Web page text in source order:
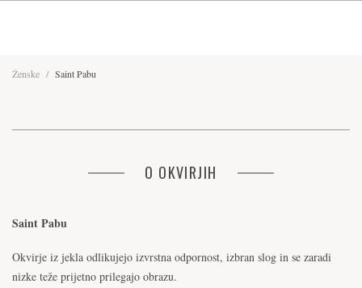
Ženske / Saint Pabu
O OKVIRJIH
Saint Pabu
Okvirje iz jekla odlikujejo izvrstna odpornost, izbran slog in se zaradi
nizke teže prijetno prilegajo obrazu.